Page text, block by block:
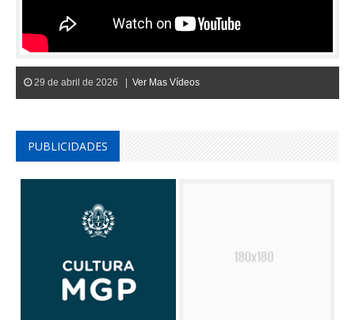
29 de abril de 2026 | Ver Mas Vídeos
PUBLICIDADES